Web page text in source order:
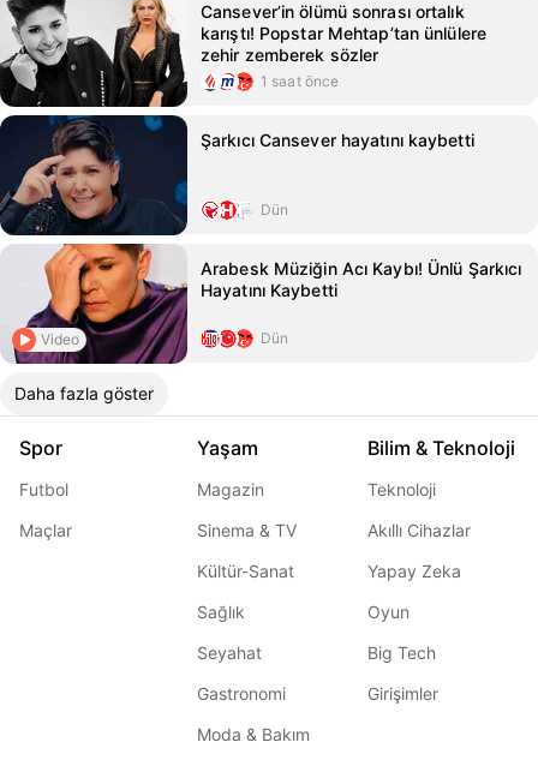
Cansever’in ölümü sonrası ortalık
karıştı! Popstar Mehtap’tan ünlülere
zehir zemberek sözler
1 saat önce
Şarkıcı Cansever hayatını kaybetti
Dün
Video
Arabesk Müziğin Acı Kaybı! Ünlü Şarkıcı
Hayatını Kaybetti
Dün
Daha fazla göster
Spor
Futbol
Maçlar
Yaşam
Magazin
Sinema & TV
Kültür-Sanat
Sağlık
Seyahat
Gastronomi
Moda & Bakım
Bilim & Teknoloji
Teknoloji
Akıllı Cihazlar
Yapay Zeka
Oyun
Big Tech
Girişimler